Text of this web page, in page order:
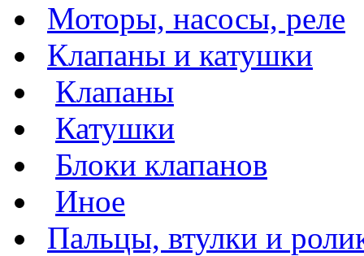
Моторы, насосы, реле
Клапаны и катушки
Клапаны
Катушки
Блоки клапанов
Иное
Пальцы, втулки и